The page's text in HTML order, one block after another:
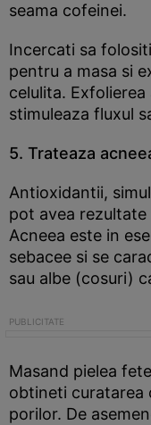
seama cofeinei.
Incercati sa
pentru a masa si
celulita.
stimuleaza fluxul
5. Trateaza
Antioxidantii,
pot avea
Acneea este in
sebacee si se
sau albe (cosuri)
Masand pielea
obtineti curatarea
porilor. De